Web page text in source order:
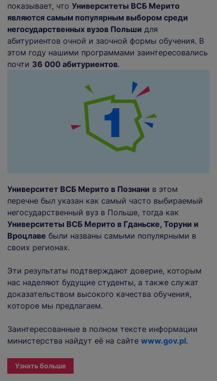
показывает, что Университеты ВСБ Мерито
являются самым популярным выбором среди
негосударственных вузов Польши для
абитуриентов очной и заочной формы обучения. В
этом году нашими программами заинтересовались
почти 36 000 абитуриентов.
Университет ВСБ Мерито в Познани в этом
перечне был указан как самый часто выбираемый
негосударственный вуз в Польше, тогда как
Университеты ВСБ Мерито в Гданьске, Торуни и
Вроцлаве были названы самыми популярными в
своих регионах.
Эти результаты подтверждают доверие, которым
нас наделяют будущие студенты, а также служат
доказательством высокого качества обучения,
которое мы предлагаем.
Заинтересованные в полном тексте информации
министерства найдут её на сайте www.gov.pl.
Узнать больше